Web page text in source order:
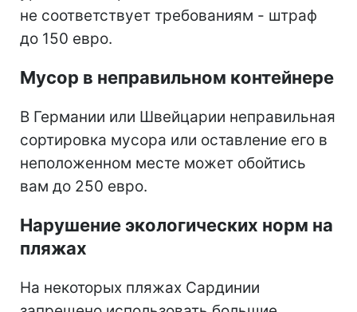
не соответствует требованиям - штраф
до 150 евро.
Мусор в неправильном контейнере
В Германии или Швейцарии неправильная
сортировка мусора или оставление его в
неположенном месте может обойтись
вам до 250 евро.
Нарушение экологических норм на
пляжах
На некоторых пляжах Сардинии